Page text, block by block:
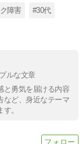
障害 #30代
ルな文章
と勇気を届ける内容
など、身近なテーマ
。